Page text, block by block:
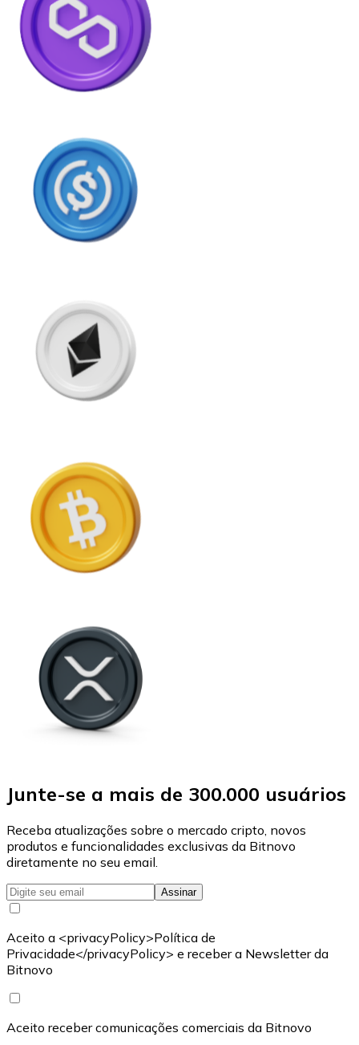
Junte-se a mais de 300.000 usuários
Receba atualizações sobre o mercado cripto, novos
produtos e funcionalidades exclusivas da Bitnovo
diretamente no seu email.
Assinar
Aceito a <privacyPolicy>Política de
Privacidade</privacyPolicy> e receber a Newsletter da
Bitnovo
Aceito receber comunicações comerciais da Bitnovo